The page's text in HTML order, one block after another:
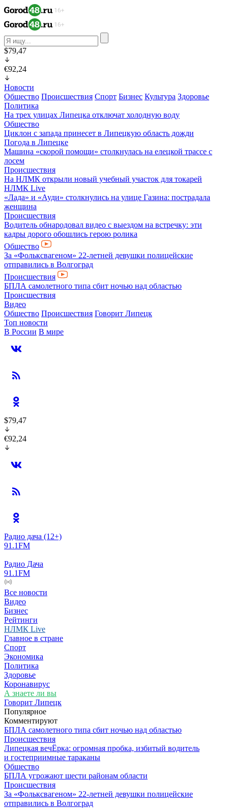
$79,47
€92,24
Новости
Общество Происшествия Спорт Бизнес Культура Здоровье
Политика
На трех улицах Липецка отключат холодную воду
Общество
Циклон с запада принесет в Липецкую область дожди
Погода в Липецке
Машина «скорой помощи» столкнулась на елецкой трассе с
лосем
Происшествия
На НЛМК открыли новый учебный участок для токарей
НЛМК Live
«Лада» и «Ауди» столкнулись на улице Газина: пострадала
женщина
Происшествия
Водитель обнародовал видео с выездом на встречку: эти
кадры дорого обошлись герою ролика
Общество
За «Фольксвагеном» 22-летней девушки полицейские
отправились в Волгоград
Происшествия
БПЛА самолетного типа сбит ночью над областью
Происшествия
Видео
Общество Происшествия Говорит Липецк
Топ новости
В России В мире
$79,47
€92,24
Радио дача (12+)
91.1FM
Радио Дача
91.1FM
Все новости
Видео
Бизнес
Рейтинги
НЛМК Live
Главное в стране
Спорт
Экономика
Политика
Здоровье
Коронавирус
А знаете ли вы
Говорит Липецк
Популярное
Комментируют
БПЛА самолетного типа сбит ночью над областью
Происшествия
Липецкая вечЁрка: огромная пробка, избитый водитель
и гостеприимные тараканы
Общество
БПЛА угрожают шести районам области
Происшествия
За «Фольксвагеном» 22-летней девушки полицейские
отправились в Волгоград